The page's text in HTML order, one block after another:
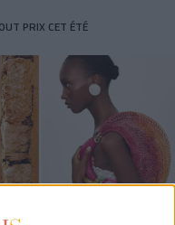
PRIX CET ÉTÉ